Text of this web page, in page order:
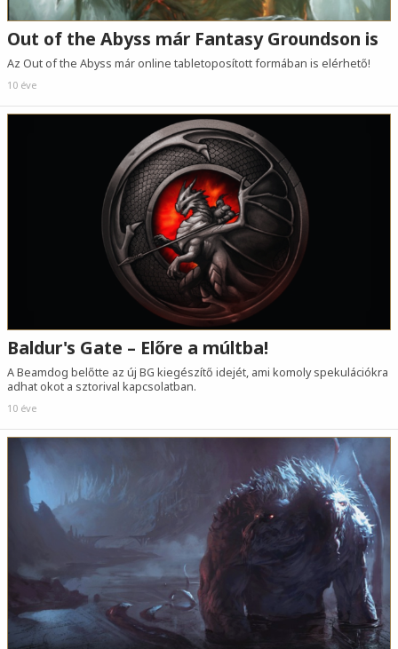
Out of the Abyss már Fantasy Groundson is
Az Out of the Abyss már online tabletoposított formában is elérhető!
10 éve
Baldur's Gate – Előre a múltba!
A Beamdog belőtte az új BG kiegészítő idejét, ami komoly spekulációkra
adhat okot a sztorival kapcsolatban.
10 éve